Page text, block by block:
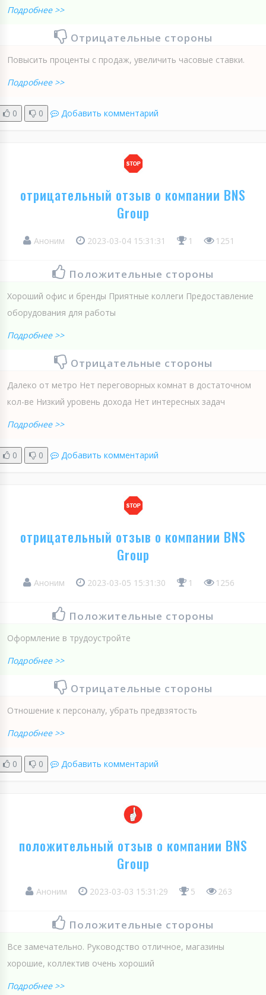
Подробнее >>
Отрицательные стороны
Повысить проценты с продаж, увеличить часовые ставки.
Подробнее >>
0 0 Добавить комментарий
отрицательный отзыв о компании BNS
Group
Аноним 2023-03-04 15:31:31 1 1251
Положительные стороны
Хороший офис и бренды Приятные коллеги Предоставление
оборудования для работы
Подробнее >>
Отрицательные стороны
Далеко от метро Нет переговорных комнат в достаточном
кол-ве Низкий уровень дохода Нет интересных задач
Подробнее >>
0 0 Добавить комментарий
отрицательный отзыв о компании BNS
Group
Аноним 2023-03-05 15:31:30 1 1256
Положительные стороны
Оформление в трудоустройте
Подробнее >>
Отрицательные стороны
Отношение к персоналу, убрать предвзятость
Подробнее >>
0 0 Добавить комментарий
положительный отзыв о компании BNS
Group
Аноним 2023-03-03 15:31:29 5 263
Положительные стороны
Все замечательно. Руководство отличное, магазины
хорошие, коллектив очень хороший
Подробнее >>